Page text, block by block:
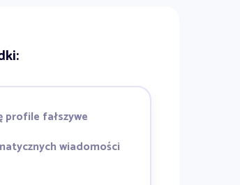
profile fałszywe
wiadomości